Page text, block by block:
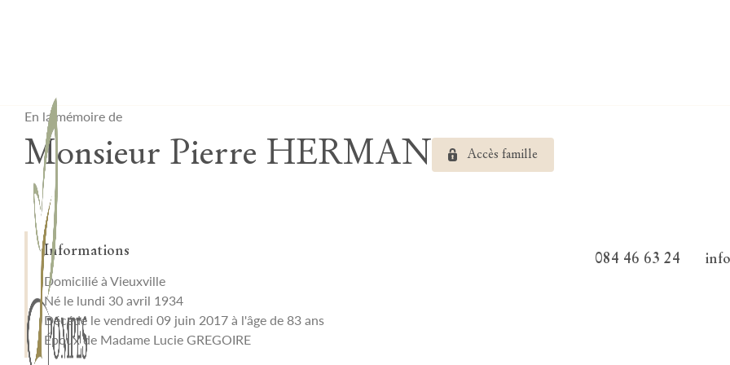
084 46 63 24
En la mémoire de
Monsieur Pierre HERMAN Accès famille
Informations
Domicilié à Vieuxville
Né le lundi 30 avril 1934
Décédé le vendredi 09 juin 2017 à l'âge de 83 ans
Époux de Madame Lucie GREGOIRE